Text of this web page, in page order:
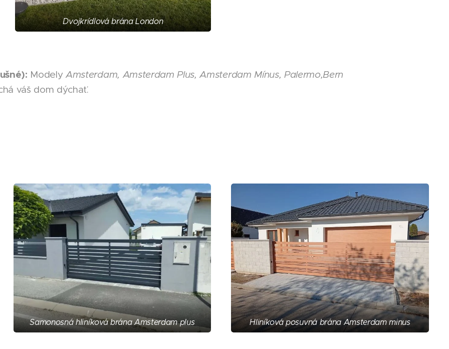
Dvojkrídlová brána London
ModelyAmsterdam, Amsterdam Plus, Amsterdam Mínus, Palermo,Bern
váš dom dýchať.
Samonosná hliníková brána Amsterdam plus Hliníková posuvná brána Amsterdam minus